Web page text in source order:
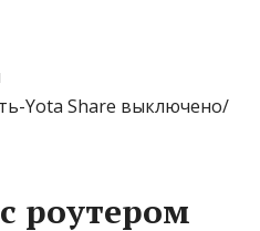
Yota Share выключено/
роутером